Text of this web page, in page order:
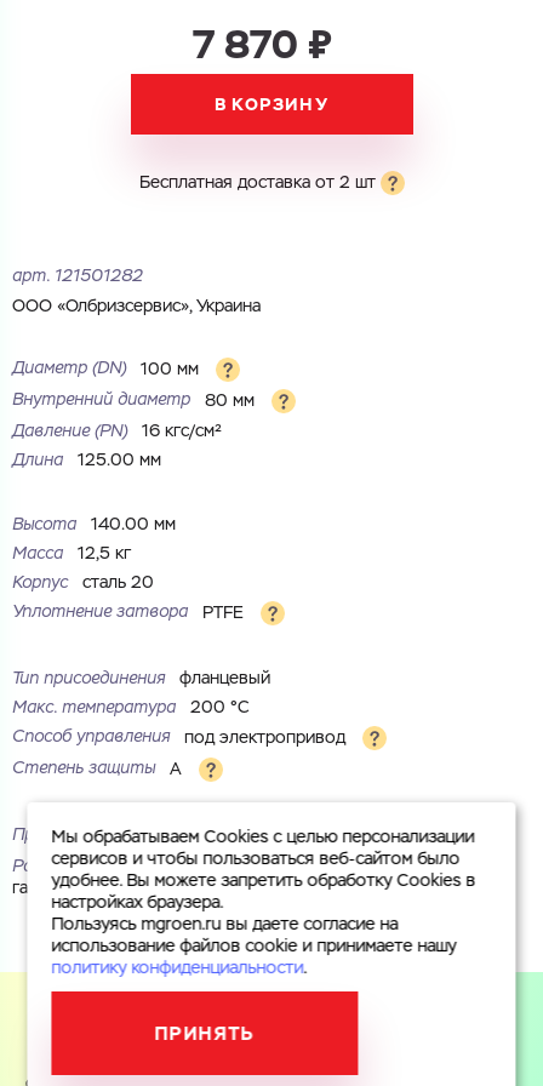
Cоглашаюсь на обработку
ГОТОВО
Cоглашаюсь на обработку
Электронная почта
Город
ЗАГРУЗИТЬ
МБ)
Cоглашаюсь на обработкуперсональных данных
7 870 ₽
В КОРЗИНУ
Бесплатная доставка от 2 шт
арт. 121501282
ООО «Олбризсервис», Украина
Диаметр (DN)
100 мм
Внутренний диаметр
80 мм
Давление (РN)
16 кгс/см²
Длина
125.00 мм
Высота
140.00 мм
Масса
12,5 кг
Корпус
сталь 20
Уплотнение затвора
PTFE
Тип присоединения
фланцевый
Макс. температура
200 °С
Способ управления
под электропривод
Степень защиты
A
Проход стандартный
Рабочая среда
вода, пар, воздух, инертные газы, природный
газ, нефтепродукты
Мы обрабатываем Cookies с целью персонализации
сервисов и чтобы пользоваться веб-сайтом было
удобнее. Вы можете запретить обработку Cookies в
настройках браузера.
Пользуясь mgroen.ru вы даете согласие на
использование файлов cookie и принимаете нашу
политику конфиденциальности.
ПРИНЯТЬ